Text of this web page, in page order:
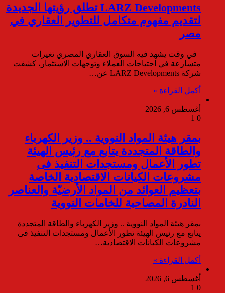
LARZ Developments تطلق رؤيتها الجديدة
لتقديم مفهوم متكامل للتطوير العقاري في
مصر
في وقت يشهد فيه السوق العقاري المصري تغيرات
متسارعة في احتياجات العملاء وتوجهات الاستثمار، كشفت
شركة LARZ Developments عن…
أكمل القراءة »
أغسطس 6, 2026
0
بمقر هيئة المواد النووية .. وزير الكهرباء
والطاقة المتجددة يتابع مع رئيس الهيئة
تطور الأعمال ومستجدات التنفيذ فى
مشروعات الكيانات الاقتصادية الخاصة
بتعظيم العوائد من المواد الأرضيّة والعناصر
النادرة المصاحبة للخامات النووية
بمقر هيئة المواد النووية .. وزير الكهرباء والطاقة المتجددة
يتابع مع رئيس الهيئة تطور الأعمال ومستجدات التنفيذ فى
مشروعات الكيانات الاقتصادية…
أكمل القراءة »
أغسطس 6, 2026
0